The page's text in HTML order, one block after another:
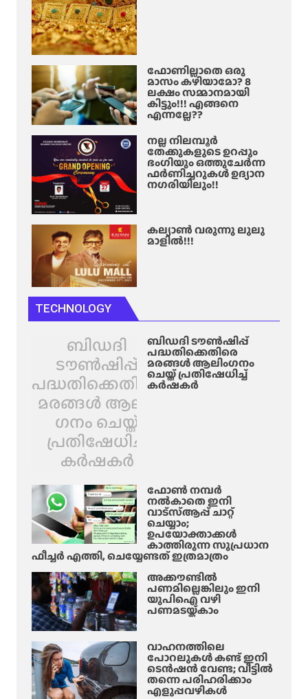
ഫോണില്ലാതെ ഒരു
മാസം കഴിയാമോ? 8
ലക്ഷം സമ്മാനമായി
കിട്ടും!!! എങ്ങനെ
എന്നല്ലേ??
നല്ല നിലമ്പൂർ
തേക്കുകളുടെ ഉറപ്പും
ഭംഗിയും ഒത്തുചേർന്ന
ഫർണിച്ചറുകൾ ഉദ്യാന
നഗരിയിലും!!
കല്യാൺ വരുന്നു ലുലു
മാളിൽ!!!
TECHNOLOGY
ബിഡദി
ടൗൺഷിപ്പ്
പദ്ധതിക്കെതിരെ
മരങ്ങൾ ആലിം​
ഗനം ചെയ്ത്
പ്രതിഷേധിച്ച്
കർഷകർ
ബിഡദി ടൗൺഷിപ്പ്
പദ്ധതിക്കെതിരെ
മരങ്ങൾ ആലിം​ഗനം
ചെയ്ത് പ്രതിഷേധിച്ച്
കർഷകർ
ഫോൺ നമ്പർ
നൽകാതെ ഇനി
വാട്‌സ്ആപ്പ് ചാറ്റ്
ചെയ്യാം;
ഉപയോക്താക്കൾ
കാത്തിരുന്ന സുപ്രധാന
ഫീച്ചർ എത്തി, ചെയ്യേണ്ടത് ഇത്രമാത്രം
അക്കൗണ്ടിൽ
പണമില്ലെങ്കിലും ഇനി
യുപിഐ വഴി
പണമടയ്ക്കാം
വാഹനത്തിലെ
പോറലുകൾ കണ്ട് ഇനി
ടെൻഷൻ വേണ്ട; വീട്ടിൽ
തന്നെ പരിഹരിക്കാം
എളുപ്പവഴികൾ